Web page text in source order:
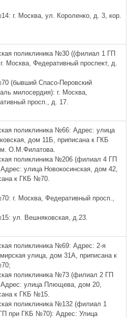
г. Москва, ул. Короленко, д. 3, кор.
поликлиника №30 ((филиал 1 ГП
Москва, Федеративный проспект, д.
(бывший Спасо-Перовский
милосердия): г. Москва,
просп., д. 17.
поликлиника №66: Адрес: улица
дом 11Б, приписана к ГКБ
О.М.Филатова.
поликлиника №206 (филиал 4 ГП
улица Новокосинская, дом 42,
к ГКБ №70.
г. Москва, Федеративный просп.,
ул. Вешняковская, д.23.
поликлиника №69: Адрес: 2-я
улица, дом 31А, приписана к
поликлиника №73 (филиал 2 ГП
улица Плющева, дом 20,
к ГКБ №15.
поликлиника №132 (филиал 1
при ГКБ №70): Адрес: Улица